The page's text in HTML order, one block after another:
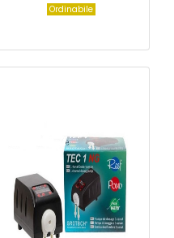
Ordinabile